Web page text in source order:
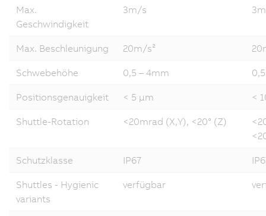
Max.
Geschwindigkeit
3m/s
Max. Beschleunigung 20m/s²
Schwebehöhe 0,5 – 4mm
Positionsgenauigkeit < 5 µm <
Shuttle-Rotation <20mrad (X,Y), <20° (Z)
Schutzklasse IP67
Shuttles - Hygienic
variants
verfügbar